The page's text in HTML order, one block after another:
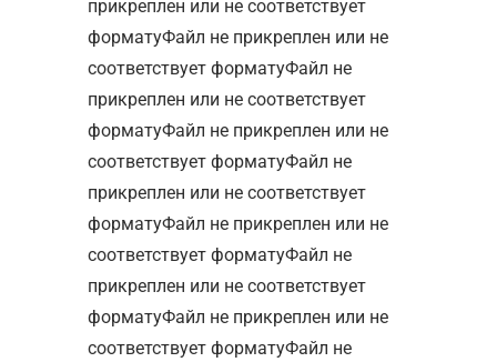
прикреплен или не соответствует
форматуФайл не прикреплен или не
соответствует форматуФайл не
прикреплен или не соответствует
форматуФайл не прикреплен или не
соответствует форматуФайл не
прикреплен или не соответствует
форматуФайл не прикреплен или не
соответствует форматуФайл не
прикреплен или не соответствует
форматуФайл не прикреплен или не
соответствует форматуФайл не